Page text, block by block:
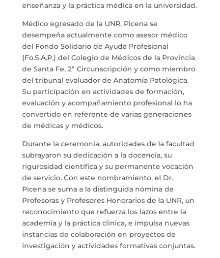
enseñanza y la práctica médica en la universidad.
Médico egresado de la UNR, Picena se
desempeña actualmente como asesor médico
del Fondo Solidario de Ayuda Profesional
(Fo.S.A.P.) del Colegio de Médicos de la Provincia
de Santa Fe, 2ª Circunscripción y como miembro
del tribunal evaluador de Anatomía Patológica.
Su participación en actividades de formación,
evaluación y acompañamiento profesional lo ha
convertido en referente de varias generaciones
de médicas y médicos.
Durante la ceremonia, autoridades de la facultad
subrayaron su dedicación a la docencia, su
rigurosidad científica y su permanente vocación
de servicio. Con este nombramiento, el Dr.
Picena se suma a la distinguida nómina de
Profesoras y Profesores Honorarios de la UNR, un
reconocimiento que refuerza los lazos entre la
academia y la práctica clínica, e impulsa nuevas
instancias de colaboración en proyectos de
investigación y actividades formativas conjuntas.